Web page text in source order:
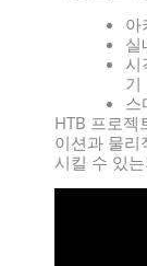
아
실
시
기
스
НТВ 프로젝
이션과 물리
시킬 수 있